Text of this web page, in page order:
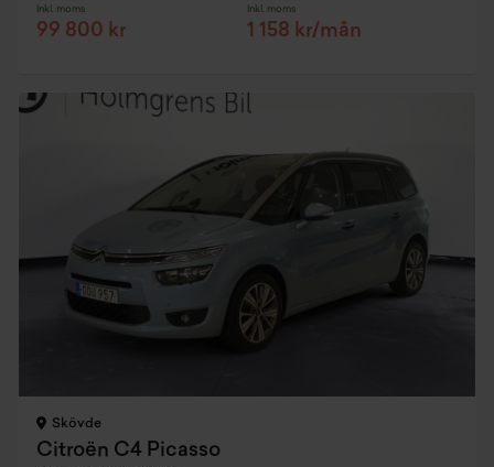
Inkl. moms
99 800 kr
Inkl. moms
1 158 kr/mån
Skövde
Citroën C4 Picasso